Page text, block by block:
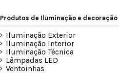
Produtos de Iluminação e decoração
Iluminação Exterior
Iluminação Interior
Iluminação Técnica
Lâmpadas LED
Ventoinhas